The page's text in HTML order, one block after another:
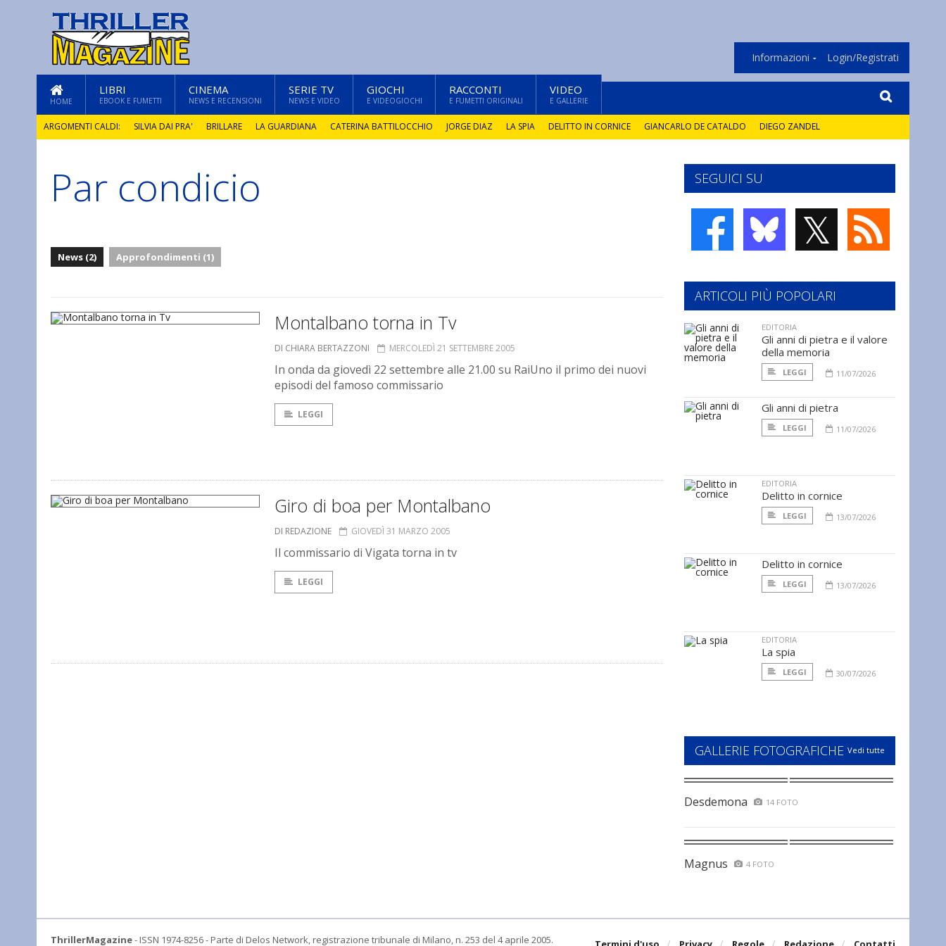
Informazioni Login/Registrati
HOME
LIBRI
EBOOK E FUMETTI
CINEMA
NEWS E RECENSIONI
SERIE TV
NEWS E VIDEO
GIOCHI
E VIDEOGIOCHI
RACCONTI
E FUMETTI ORIGINALI
VIDEO
E GALLERIE
ARGOMENTI CALDI: SILVIA DAI PRA' BRILLARE LA GUARDIANA CATERINA BATTILOCCHIO JORGE DIAZ LA SPIA DELITTO IN CORNICE GIANCARLO DE CATALDO DIEGO ZANDEL
Par condicio
News (2) Approfondimenti (1)
Montalbano torna in Tv
DI CHIARA BERTAZZONI MERCOLEDÌ 21 SETTEMBRE 2005
In onda da giovedì 22 settembre alle 21.00 su RaiUno il primo dei nuovi
episodi del famoso commissario
LEGGI
Giro di boa per Montalbano
DI REDAZIONE GIOVEDÌ 31 MARZO 2005
Il commissario di Vigata torna in tv
LEGGI
SEGUICI SU
𝕏
ARTICOLI PIÙ POPOLARI
EDITORIA
Gli anni di pietra e il valore
della memoria
LEGGI 11/07/2026
Gli anni di pietra
LEGGI 11/07/2026
EDITORIA
Delitto in cornice
LEGGI 13/07/2026
Delitto in cornice
LEGGI 13/07/2026
EDITORIA
La spia
LEGGI 30/07/2026
GALLERIE FOTOGRAFICHE Vedi tutte
Desdemona 14 FOTO
Magnus 4 FOTO
ThrillerMagazine- ISSN 1974-8256 - Parte di Delos Network, registrazione tribunale di Milano, n. 253 del 4 aprile 2005.